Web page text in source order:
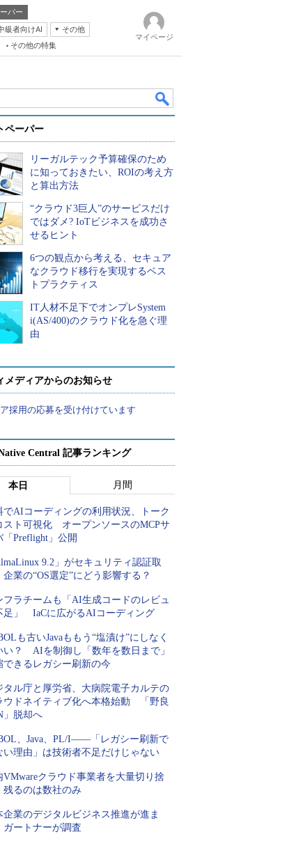
パー
級者向けAI
その他
その他の特集
マイページ
ペーパー
リーガルテック予算確保のため
に知っておきたい、ROIの考え方
と算出方法
“クラウド3巨人”のサービスだけ
ではダメ? IoTビジネスを成功さ
せるヒント
6つの観点から考える、セキュア
なクラウド移行を実現するベス
トプラクティス
IT人材不足下でオンプレSystem
i(AS/400)のクラウド化を急ぐ理
由
メディアからのお知らせ
採用の応募を受け付けています
Central 記事ランキング
本日 月間
でAIコーディングの利用状況、トーク
スト可視化 オープンソースのMCPサ
「Preflight」公開
9.2」がセキュリティ認証取
企業の“OS選定”にどう影響する？
フラチームも「AI生成コードのレビュ
足」 IaCに広がるAIコーディング
も古いJavaももう“塩漬け”にしなく
い？ AIを制御し「数年を数日まで」
できるレガシー刷新の今
タル庁と厚労省、大病院電子カルテの
ウドネイティブ化へ本格始動 「野良
」脱却へ
、Java、PL/I――「レガシー刷新で
い理由」は技術者不足だけじゃない
VMwareクラウド事業者を大量切り捨
るのは数社のみ
企業のデジタルビジネス推進が進ま
ガートナーが調査